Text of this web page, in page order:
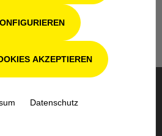
auch nach dem Kauf mit
Tat zur Seite.
AKZEPTIEREN
Datenschutz